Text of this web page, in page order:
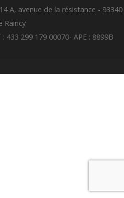
A, avenue de la résistance - 93340
Raincy
433 299 179 00070- APE : 8899B